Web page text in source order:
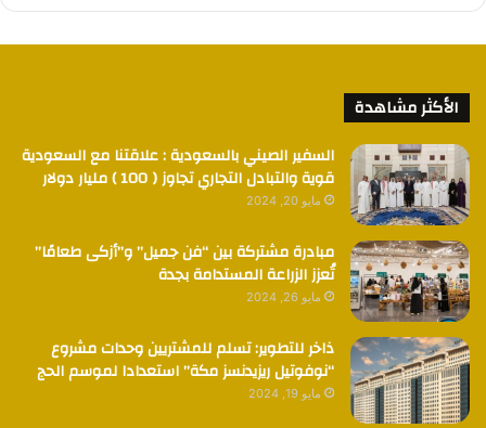
الأكثر مشاهدة
السفير الصيني بالسعودية : علاقتنا مع السعودية
قوية والتبادل التجاري تجاوز ( 100 ) مليار دولار
مايو 20, 2024
مبادرة مشتركة بين “فن جميل” و”أزكى طعامًا”
تُعزز الزراعة المستدامة بجدة
مايو 26, 2024
ذاخر للتطوير: تسلم للمشتريين وحدات مشروع
“نوفوتيل ريزيدنسز مكة” استعدادا لموسم الحج
مايو 19, 2024